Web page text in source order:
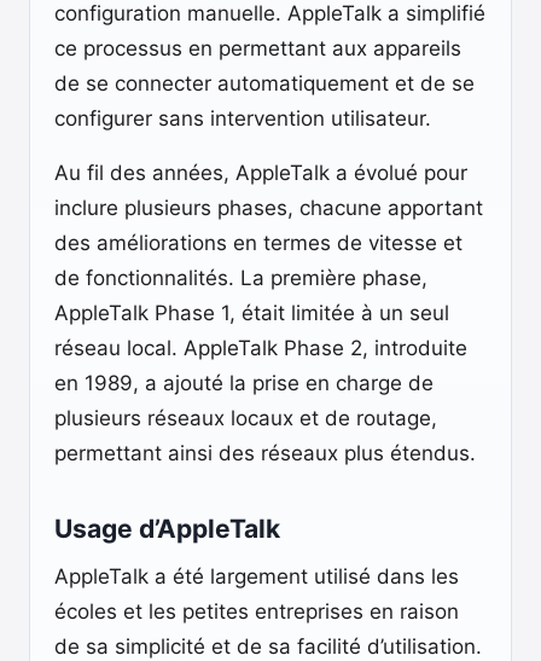
configuration manuelle. AppleTalk a simplifié
ce processus en permettant aux appareils
de se connecter automatiquement et de se
configurer sans intervention utilisateur.
Au fil des années, AppleTalk a évolué pour
inclure plusieurs phases, chacune apportant
des améliorations en termes de vitesse et
de fonctionnalités. La première phase,
AppleTalk Phase 1, était limitée à un seul
réseau local. AppleTalk Phase 2, introduite
en 1989, a ajouté la prise en charge de
plusieurs réseaux locaux et de routage,
permettant ainsi des réseaux plus étendus.
Usage d’AppleTalk
AppleTalk a été largement utilisé dans les
écoles et les petites entreprises en raison
de sa simplicité et de sa facilité d’utilisation.